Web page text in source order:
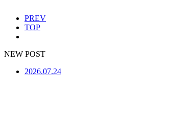
PREV
TOP
NEW POST
2026.07.24